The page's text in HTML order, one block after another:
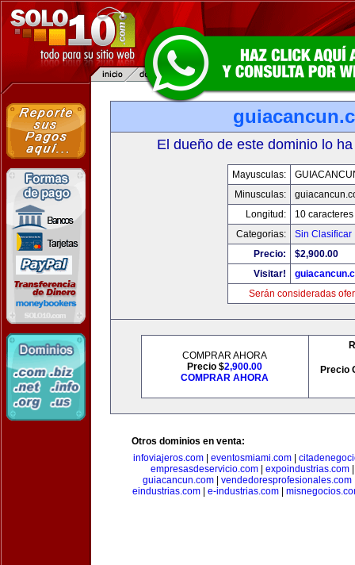
El dueño de este dominio lo
Mayusculas:
Minusculas:
Longitud:
10 caracteres
Categorias:
Sin Clasificar
Precio:
$2,900.00
Visitar!
Serán consideradas
COMPRAR AHORA
Precio $2,900.00
COMPRAR AHORA
Precio
Otros dominios en venta:
infoviajeros.com
eventosmiami.com
empresasdeservicio.com
expoindustrias.com
guiacancun.com| vendedoresprofesionales.com
eindustrias.com
e-industrias.com